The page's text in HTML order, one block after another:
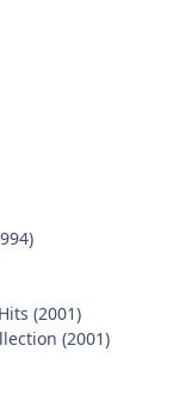
(2001)
(2001)